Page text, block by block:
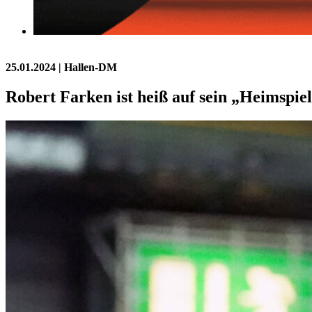
25.01.2024 | Hallen-DM
Robert Farken ist heiß auf sein